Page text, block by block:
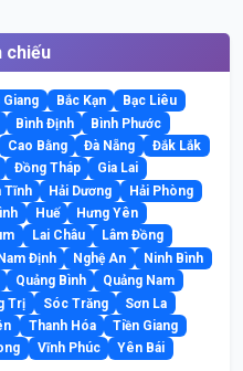
chiếu
Giang Bắc Kạn
Bạc Liêu
Bình Định
Bình Phước
Cao Bằng Đà Nẵng
Đắk Lắk
Đồng Tháp
Gia Lai
Tĩnh Hải Dương
Hải Phòng
Huế
Hưng Yên
Lai Châu
Lâm Đồng
Định Nghệ An
Ninh Bình
Quảng Bình
Quảng Nam
Trị Sóc Trăng
Sơn La
Thanh Hóa
Tiền Giang
Vĩnh Phúc Yên Bái